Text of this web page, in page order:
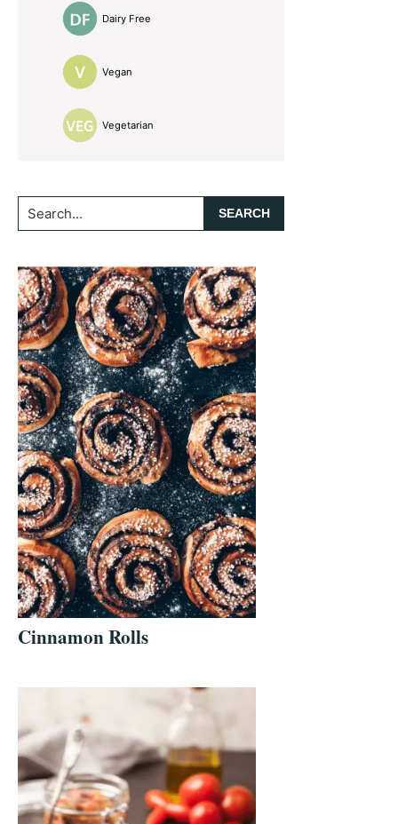
Dairy Free
Vegan
Vegetarian
Search...
Cinnamon Rolls